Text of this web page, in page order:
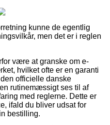
kunne de egentlig
men det er i reglen
være at granske om e-
hvilket ofte er en garanti
officielle danske
rutinemæssigt ses til af
med reglerne. Dette er
ifald du bliver udsat for
bestilling.